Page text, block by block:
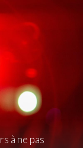
à ne pas